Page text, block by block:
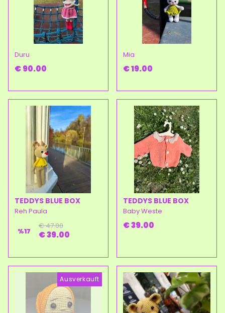
Duru
€ 90.00
Mia
€ 19.00
TEDDYS BLUE BOX
Reh Paula
%17
€ 47.00
€ 39.00
TEDDYS BLUE BOX
Baby Weste
€ 39.00
Ausverkauft